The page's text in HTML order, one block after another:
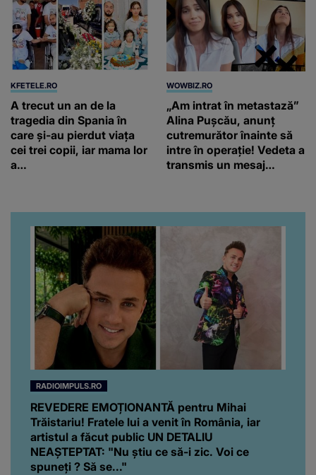
KFETELE.RO
A trecut un an de la
tragedia din Spania în
care și-au pierdut viața
cei trei copii, iar mama lor
a…
WOWBIZ.RO
„Am intrat în metastază”
Alina Pușcău, anunț
cutremurător înainte să
intre în operație! Vedeta a
transmis un mesaj
RADIOIMPULS.RO
REVEDERE EMOȚIONANTĂ pentru Mihai
Trăistariu! Fratele lui a venit în România, iar
artistul a făcut public UN DETALIU
NEAȘTEPTAT: "Nu știu ce să-i zic. Voi ce
spuneți ? Să se..."